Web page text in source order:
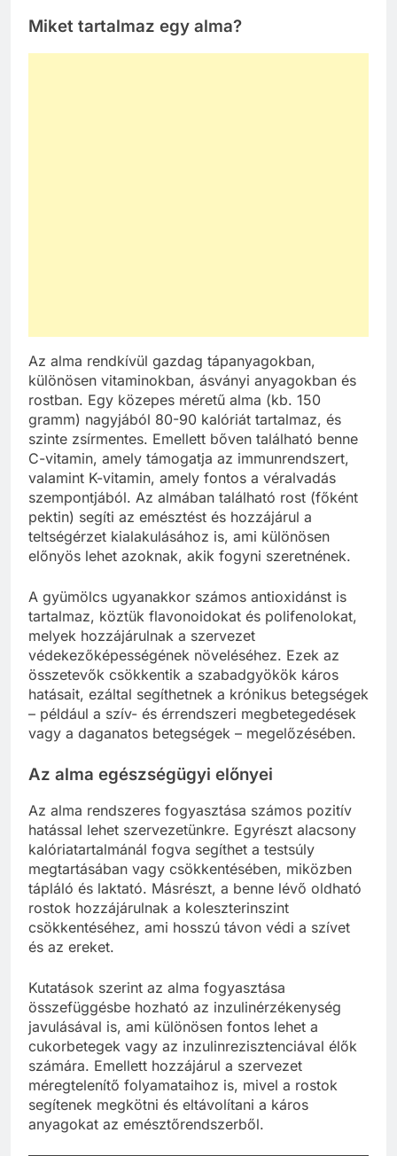
Miket tartalmaz egy alma?
Az alma rendkívül gazdag tápanyagokban,
különösen vitaminokban, ásványi anyagokban és
rostban. Egy közepes méretű alma (kb. 150
gramm) nagyjából 80-90 kalóriát tartalmaz, és
szinte zsírmentes. Emellett bőven található benne
C-vitamin, amely támogatja az immunrendszert,
valamint K-vitamin, amely fontos a véralvadás
szempontjából. Az almában található rost (főként
pektin) segíti az emésztést és hozzájárul a
teltségérzet kialakulásához is, ami különösen
előnyös lehet azoknak, akik fogyni szeretnének.
A gyümölcs ugyanakkor számos antioxidánst is
tartalmaz, köztük flavonoidokat és polifenolokat,
melyek hozzájárulnak a szervezet
védekezőképességének növeléséhez. Ezek az
összetevők csökkentik a szabadgyökök káros
hatásait, ezáltal segíthetnek a krónikus betegségek
– például a szív- és érrendszeri megbetegedések
vagy a daganatos betegségek – megelőzésében.
Az alma egészségügyi előnyei
Az alma rendszeres fogyasztása számos pozitív
hatással lehet szervezetünkre. Egyrészt alacsony
kalóriatartalmánál fogva segíthet a testsúly
megtartásában vagy csökkentésében, miközben
tápláló és laktató. Másrészt, a benne lévő oldható
rostok hozzájárulnak a koleszterinszint
csökkentéséhez, ami hosszú távon védi a szívet
és az ereket.
Kutatások szerint az alma fogyasztása
összefüggésbe hozható az inzulinérzékenység
javulásával is, ami különösen fontos lehet a
cukorbetegek vagy az inzulinrezisztenciával élők
számára. Emellett hozzájárul a szervezet
méregtelenítő folyamataihoz is, mivel a rostok
segítenek megkötni és eltávolítani a káros
anyagokat az emésztőrendszerből.